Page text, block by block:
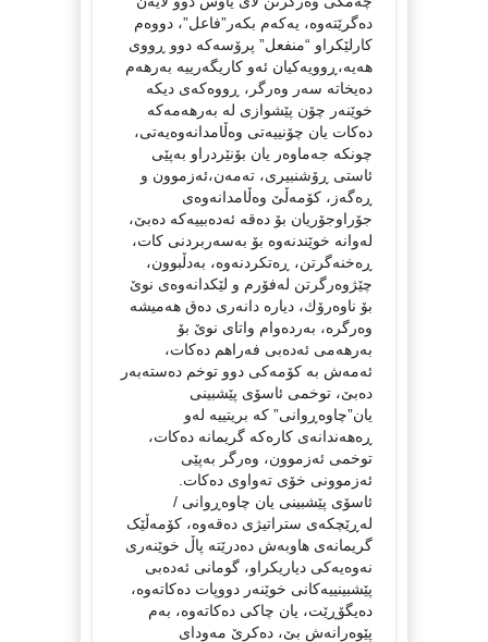
دەگرێتەوە، یەكەم بكەر”فاعل”، دووەم
كارلێكراو “منفعل” پرۆسەكە دوو ڕووی
هەیە،ڕوویەكیان ئەو كاریگەرییە بەرهەم
دەیخاتە سەر وەرگر، ڕووەكەی دیكە
خوێنەر چۆن پێشوازی لە بەرهەمەكە
دەكات یان چۆنییەتی وەڵامدانەوەیەتی،
چونكە جەماوەر یان بۆنێردراو بەپێی
ئاستی ڕۆشنبیری، تەمەن،ئەزموون و
ڕەگەز، كۆمەڵێ وەڵامدانەوەی
جۆراوجۆریان بۆ دەقە ئەدەبییەكە دەبێ،
لەوانە خوێندنەوە بۆ بەسەربردنی كات،
ڕەخنەگرتن، ڕەتكردنەوە، بەدڵبوون،
چێژوەرگرتن لەفۆرم و لێكدانەوەی نوێ
بۆ ناوەرۆك، دیارە دانەری دەق هەمیشە
وەرگرە، بەردەوام واتای نوێ بۆ
بەرهەمی ئەدەبی فەراهم دەكات،
ئەمەش بە كۆمەكی دوو توخم دەستەبەر
دەبێ، توخمی ئاسۆی پێشبینی
یان”چاوەڕوانی” كە بریتییە لەو
ڕەهەندانەی كارەكە گریمانە دەكات،
توخمی ئەزموون، وەرگر بەپێی
ئەزموونی خۆی تەواوی دەكات.
ئاسۆی پێشبینی یان چاوەڕوانی /
لەڕێچكەی ستراتیژی دەقەوە، كۆمەڵێک
گریمانەی هاوبەش دەدرێتە پاڵ خوێنەری
نەوەیەكی دیاریكراو، گومانی ئەدەبی
پێشبینییەكانی خوێنەر دووپات دەكاتەوە،
دەیگۆڕێت، یان چاكی دەكاتەوە، بەم
پێوەرانەش بێ، دەكرێ مەودای